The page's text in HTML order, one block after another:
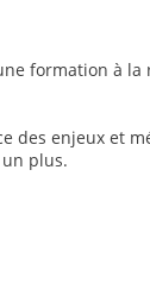
formation à la
des enjeux et
plus.